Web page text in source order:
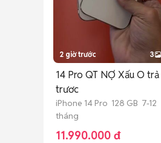
2 giờ trước 3
14 Pro QT NỢ Xấu O trả
trươc
iPhone 14 Pro 128 GB 7-12
tháng
11.990.000 đ